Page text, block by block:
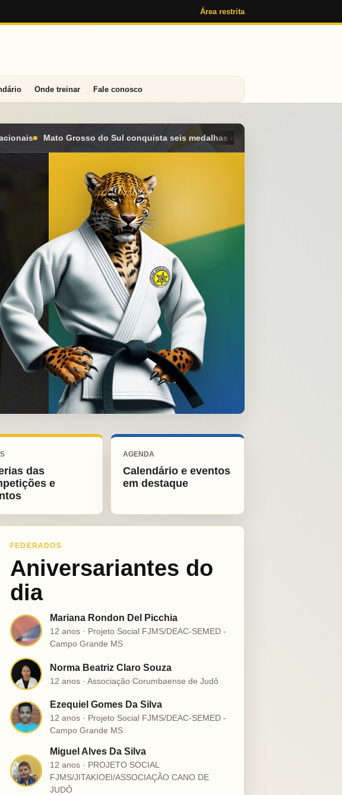
Área restrita
Onde treinar Fale conosco
seis medalhas e alcança o 4º lugar geral no Campeonato Brasileiro Sub-15 em
das
e
AGENDA
Calendário e eventos
em destaque
FEDERADOS
Aniversariantes do
dia
M
Mariana Rondon Del Picchia
12 anos · Projeto Social FJMS/DEAC-SEMED -
Campo Grande MS
N Norma Beatriz Claro Souza
12 anos · Associação Corumbaense de Judô
E
Ezequiel Gomes Da Silva
12 anos · Projeto Social FJMS/DEAC-SEMED -
Campo Grande MS
M
Miguel Alves Da Silva
12 anos · PROJETO SOCIAL
FJMS/JITAKIOEI/ASSOCIAÇÃO CANO DE
JUDÔ